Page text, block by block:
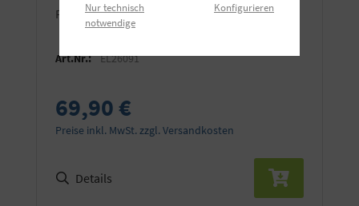
Passend für Elinchrom und Profoto® OCF.
Art.Nr.: EL26091
69,90 €
Preise inkl. MwSt. zzgl. Versandkosten
Details
Nur technisch
notwendige
Konfigurieren